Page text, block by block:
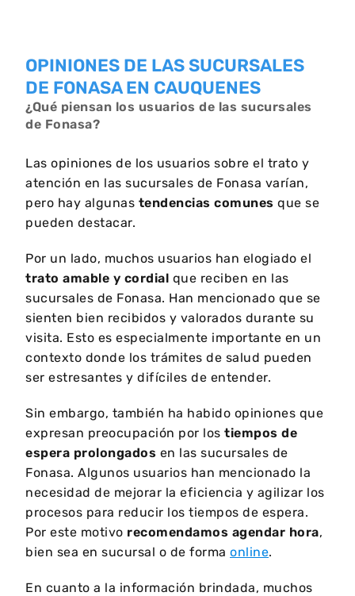
OPINIONES DE LAS SUCURSALES
DE FONASA EN CAUQUENES
¿Qué piensan los usuarios de las sucursales
de Fonasa?
Las opiniones de los usuarios sobre el trato y
atención en las sucursales de Fonasa varían,
pero hay algunas tendencias comunes que se
pueden destacar.
Por un lado, muchos usuarios han elogiado el
trato amable y cordial que reciben en las
sucursales de Fonasa. Han mencionado que se
sienten bien recibidos y valorados durante su
visita. Esto es especialmente importante en un
contexto donde los trámites de salud pueden
ser estresantes y difíciles de entender.
Sin embargo, también ha habido opiniones que
expresan preocupación por los tiempos de
espera prolongados en las sucursales de
Fonasa. Algunos usuarios han mencionado la
necesidad de mejorar la eficiencia y agilizar los
procesos para reducir los tiempos de espera.
Por este motivo recomendamos agendar hora,
bien sea en sucursal o de forma online.
En cuanto a la información brindada, muchos